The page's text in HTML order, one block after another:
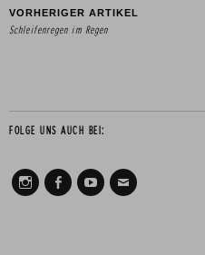
VORHERIGER ARTIKEL
Schleifenregen im Regen
FOLGE UNS AUCH BEI: